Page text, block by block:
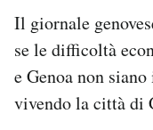
Il giornale
se le difficoltà
e Genoa non
vivendo la città di